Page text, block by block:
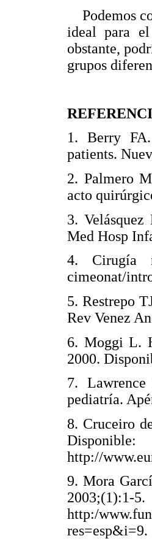
Podemos
ideal para
obstante,
grupos
1. Berry
patients.
2. Palmero
acto
3.
Med Hosp
4. Cirugía
cimeonat/
5. Restrepo
Rev Venez
6. Moggi L.
2000.
7.
pediatría.
8. Cruceiro
http://
9. Mora
http:/